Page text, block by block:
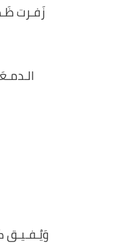
زَفـرت
وَيُـفـيـق